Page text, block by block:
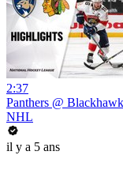
2:37
Panthers @
NHL
il y a 5 ans